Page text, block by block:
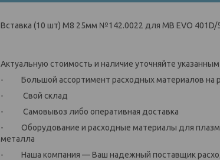
Вставка (10 шт) М8 25мм №142.0022 для MB EVO 401D/
Актуальную стоимость и наличие уточняйте
- Большой ассортимент расходных материалов на
- Свой склад
- Самовывоз либо оперативная доставка
- Оборудование и расходные материалы для
металла
- Наша компания — Ваш надежный поставщик